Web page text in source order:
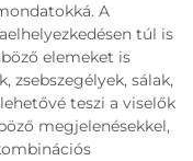
A
túl is
elemeket is
sálak,
teszi a viselők
megjelenésekkel,